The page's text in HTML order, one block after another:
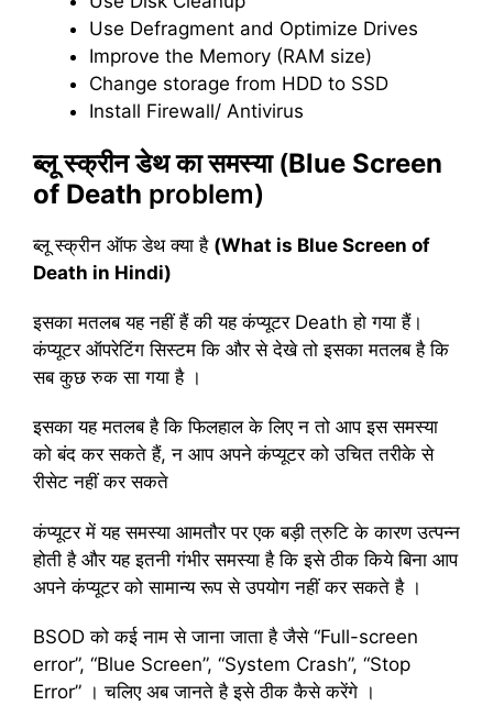
Use Defragment and Optimize Drives
Improve the Memory (RAM size)
Change storage from HDD to SSD
Install Firewall/ Antivirus
ब्लू स्क्रीन डेथ का समस्या (Blue Screen
of Death problem)
ब्लू स्क्रीन ऑफ डेथ क्या है (What is Blue Screen of
Death in Hindi)
इसका मतलब यह नहीं हैं की यह कंप्यूटर Death हो गया हैं।
कंप्यूटर ऑपरेटिंग सिस्टम कि और से देखे तो इसका मतलब है कि
सब कुछ रुक सा गया है ।
इसका यह मतलब है कि फिलहाल के लिए न तो आप इस समस्या
को बंद कर सकते हैं, न आप अपने कंप्यूटर को उचित तरीके से
रीसेट नहीं कर सकते
कंप्यूटर में यह समस्या आमतौर पर एक बड़ी त्रुटि के कारण उत्पन्न
होती है और यह इतनी गंभीर समस्या है कि इसे ठीक किये बिना आप
अपने कंप्यूटर को सामान्य रूप से उपयोग नहीं कर सकते है ।
BSOD को कई नाम से जाना जाता है जैसे “Full-screen
error”, “Blue Screen”, “System Crash”, “Stop
Error” । चलिए अब जानते है इसे ठीक कैसे करेंगे ।